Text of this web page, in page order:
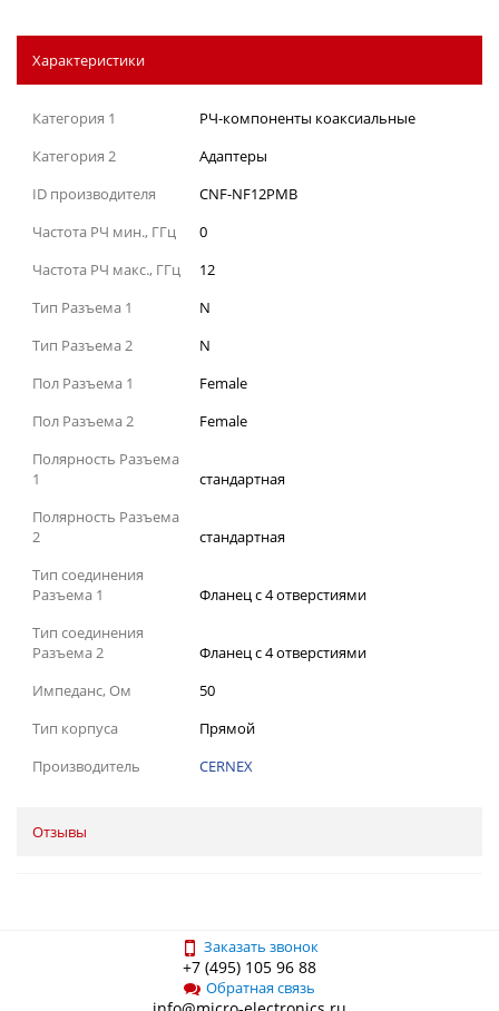
Характеристики
Категория 1
РЧ-компоненты коаксиальные
Категория 2
Адаптеры
ID производителя
CNF-NF12PMB
Частота РЧ мин., ГГц
0
Частота РЧ макс., ГГц
12
Тип Разъема 1
N
Тип Разъема 2
N
Пол Разъема 1
Female
Пол Разъема 2
Female
Полярность Разъема
1
стандартная
Полярность Разъема
2
стандартная
Тип соединения
Разъема 1
Фланец с 4 отверстиями
Тип соединения
Разъема 2
Фланец с 4 отверстиями
Импеданс, Ом
50
Тип корпуса
Прямой
Производитель
CERNEX
Отзывы
Заказать звонок
+7 (495) 105 96 88
Обратная связь